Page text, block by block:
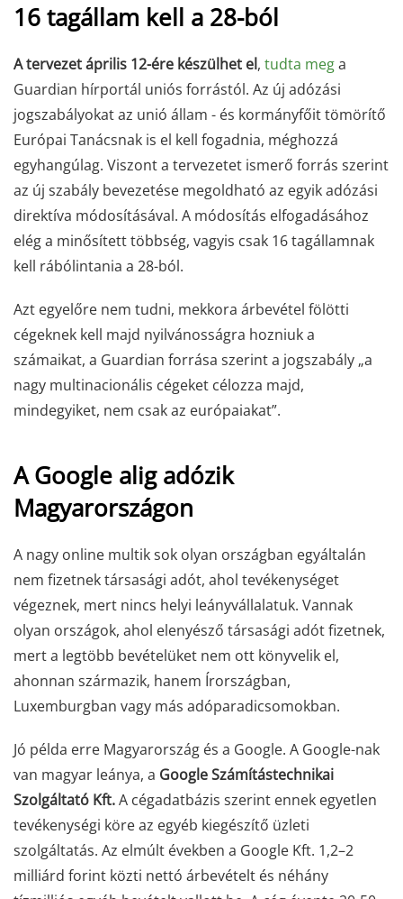
16 tagállam kell a 28-ból
A tervezet április 12-ére készülhet el, tudta mega
Guardian hírportál uniós forrástól. Az új adózási
jogszabályokat az unió állam - és kormányfőit tömörítő
Európai Tanácsnak is el kell fogadnia, méghozzá
egyhangúlag. Viszont a tervezetet ismerő forrás szerint
az új szabály bevezetése megoldható az egyik adózási
direktíva módosításával. A módosítás elfogadásához
elég a minősített többség, vagyis csak 16 tagállamnak
kell rábólintania a 28-ból.
Azt egyelőre nem tudni, mekkora árbevétel fölötti
cégeknek kell majd nyilvánosságra hozniuk a
számaikat, a Guardian forrása szerint a jogszabály „a
nagy multinacionális cégeket célozza majd,
mindegyiket, nem csak az európaiakat”.
A Google alig adózik
Magyarországon
A nagy online multik sok olyan országban egyáltalán
nem fizetnek társasági adót, ahol tevékenységet
végeznek, mert nincs helyi leányvállalatuk. Vannak
olyan országok, ahol elenyésző társasági adót fizetnek,
mert a legtöbb bevételüket nem ott könyvelik el,
ahonnan származik, hanem Írországban,
Luxemburgban vagy más adóparadicsomokban.
Jó példa erre Magyarország és a Google. A Google-nak
van magyar leánya, a Google Számítástechnikai
Szolgáltató Kft.A cégadatbázis szerint ennek egyetlen
tevékenységi köre az egyéb kiegészítő üzleti
szolgáltatás. Az elmúlt években a Google Kft. 1,2–2
milliárd forint közti nettó árbevételt és néhány